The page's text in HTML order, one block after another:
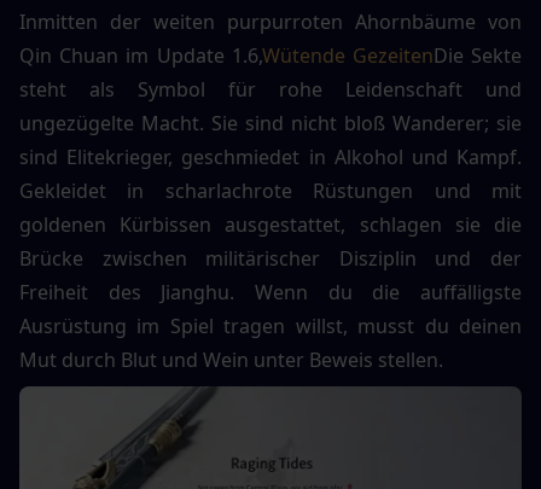
Inmitten der weiten purpurroten Ahornbäume von
Qin Chuan im Update 1.6,Wütende GezeitenDie Sekte
steht als Symbol für rohe Leidenschaft und
ungezügelte Macht. Sie sind nicht bloß Wanderer; sie
sind Elitekrieger, geschmiedet in Alkohol und Kampf.
Gekleidet in scharlachrote Rüstungen und mit
goldenen Kürbissen ausgestattet, schlagen sie die
Brücke zwischen militärischer Disziplin und der
Freiheit des Jianghu. Wenn du die auffälligste
Ausrüstung im Spiel tragen willst, musst du deinen
Mut durch Blut und Wein unter Beweis stellen.